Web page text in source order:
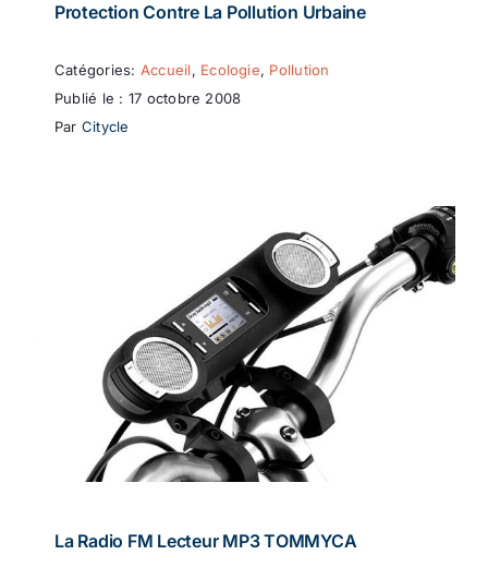
Protection Contre La Pollution Urbaine
Catégories: Accueil, Ecologie, Pollution
Publié le : 17 octobre 2008
Par Citycle
La Radio FM Lecteur MP3 TOMMYCA